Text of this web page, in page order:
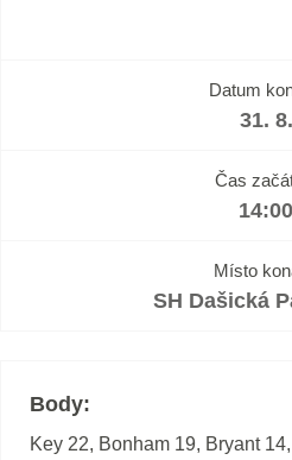
Datum
31. 8.
Čas
14:00
Místo
SH Dašická
Body:
Key 22, Bonham 19, Bryant